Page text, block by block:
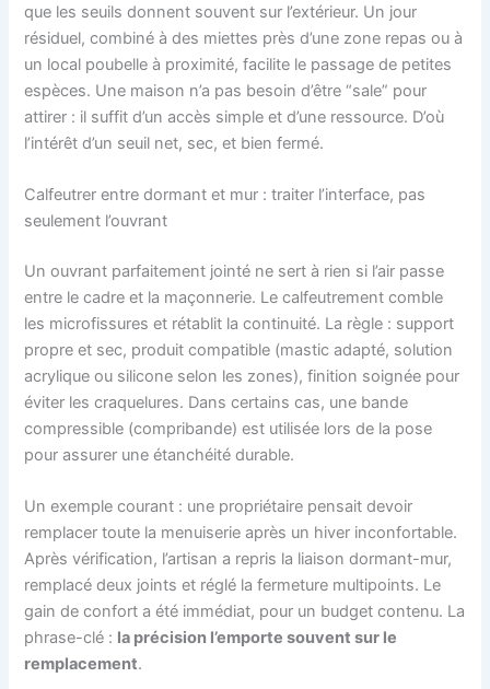
que les seuils donnent souvent sur l’extérieur. Un jour
résiduel, combiné à des miettes près d’une zone repas ou à
un local poubelle à proximité, facilite le passage de petites
espèces. Une maison n’a pas besoin d’être “sale” pour
attirer : il suffit d’un accès simple et d’une ressource. D’où
l’intérêt d’un seuil net, sec, et bien fermé.
Calfeutrer entre dormant et mur : traiter l’interface, pas
seulement l’ouvrant
Un ouvrant parfaitement jointé ne sert à rien si l’air passe
entre le cadre et la maçonnerie. Le calfeutrement comble
les microfissures et rétablit la continuité. La règle : support
propre et sec, produit compatible (mastic adapté, solution
acrylique ou silicone selon les zones), finition soignée pour
éviter les craquelures. Dans certains cas, une bande
compressible (compribande) est utilisée lors de la pose
pour assurer une étanchéité durable.
Un exemple courant : une propriétaire pensait devoir
remplacer toute la menuiserie après un hiver inconfortable.
Après vérification, l’artisan a repris la liaison dormant-mur,
remplacé deux joints et réglé la fermeture multipoints. Le
gain de confort a été immédiat, pour un budget contenu. La
phrase-clé : la précision l’emporte souvent sur le
remplacement.